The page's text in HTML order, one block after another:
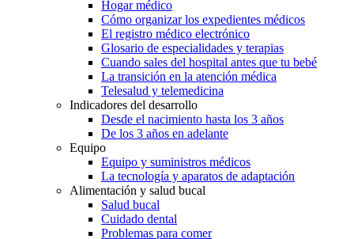
Hogar médico
Cómo organizar los expedientes médicos
El registro médico electrónico
Glosario de especialidades y terapias
Cuando sales del hospital antes que tu bebé
La transición en la atención médica
Telesalud y telemedicina
Indicadores del desarrollo
Desde el nacimiento hasta los 3 años
De los 3 años en adelante
Equipo
Equipo y suministros médicos
La tecnología y aparatos de adaptación
Alimentación y salud bucal
Salud bucal
Cuidado dental
Problemas para comer